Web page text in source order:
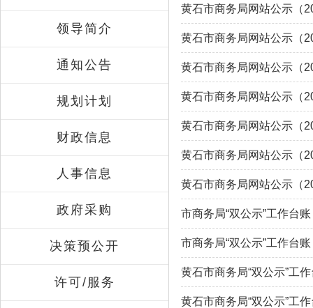
领导简介
通知公告
规划计划
财政信息
人事信息
政府采购
决策预公开
许可/服务
黄石市商务局网站公示（
黄石市商务局网站公示（
黄石市商务局网站公示（
黄石市商务局网站公示（
黄石市商务局网站公示（
黄石市商务局网站公示（
黄石市商务局网站公示（
市商务局“双公示”工作台
市商务局“双公示”工作台
黄石市商务局“双公示”工
黄石市商务局“双公示”工